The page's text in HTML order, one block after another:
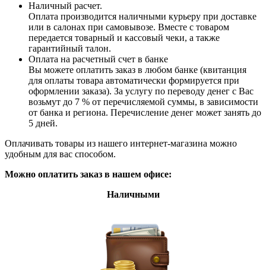
Наличный расчет.
Оплата производится наличными курьеру при доставке
или в салонах при самовывозе. Вместе с товаром
передается товарный и кассовый чеки, а также
гарантийный талон.
Оплата на расчетный счет в банке
Вы можете оплатить заказ в любом банке (квитанция
для оплаты товара автоматически формируется при
оформлении заказа). За услугу по переводу денег с Вас
возьмут до 7 % от перечисляемой суммы, в зависимости
от банка и региона. Перечисление денег может занять до
5 дней.
Оплачивать товары из нашего интернет-магазина можно
удобным для вас способом.
Можно оплатить заказ в нашем офисе:
Наличными